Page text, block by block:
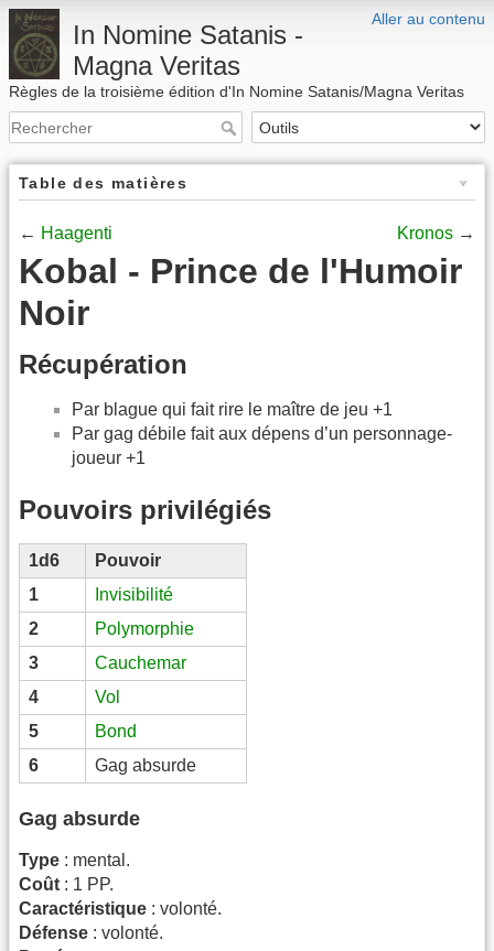
Aller au contenu
In Nomine Satanis -
Magna Veritas
Règles de la troisième édition d'In Nomine Satanis/Magna Veritas
Table des matières
← Haagenti Kronos →
Kobal - Prince de l'Humoir
Noir
Récupération
Par blague qui fait rire le maître de jeu +1
Par gag débile fait aux dépens d’un personnage-
joueur +1
Pouvoirs privilégiés
1d6
Pouvoir
1
Invisibilité
2
Polymorphie
3
Cauchemar
4
Vol
5
Bond
6
Gag absurde
Gag absurde
Type : mental.
Coût : 1 PP.
Caractéristique : volonté.
Défense : volonté.